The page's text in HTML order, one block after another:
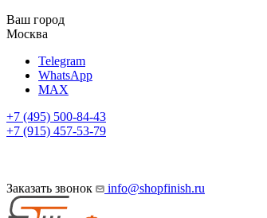
Ваш город
Москва
Telegram
WhatsApp
MAX
+7 (495) 500-84-43
+7 (915) 457-53-79
Заказать звонок info@shopfinish.ru